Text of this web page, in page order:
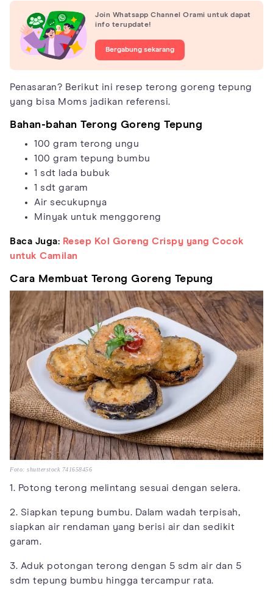
Join Whatsapp Channel Orami untuk dapat
info terupdate!
Bergabung sekarang
Penasaran? Berikut ini resep terong goreng tepung
yang bisa Moms jadikan referensi.
Bahan-bahan Terong Goreng Tepung
100 gram terong ungu
100 gram tepung bumbu
1 sdt lada bubuk
1 sdt garam
Air secukupnya
Minyak untuk menggoreng
Baca Juga: Resep Kol Goreng Crispy yang Cocok
untuk Camilan
Cara Membuat Terong Goreng Tepung
Foto: shutterstock 741658456
1. Potong terong melintang sesuai dengan selera.
2. Siapkan tepung bumbu. Dalam wadah terpisah,
siapkan air rendaman yang berisi air dan sedikit
garam.
3. Aduk potongan terong dengan 5 sdm air dan 5
sdm tepung bumbu hingga tercampur rata.